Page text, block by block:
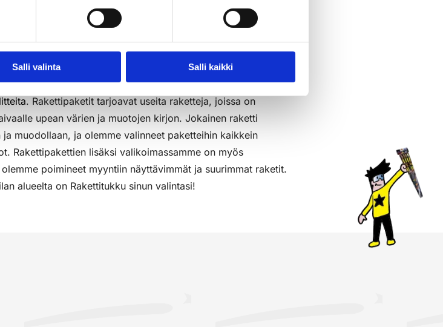
Salli valinta Salli kaikki
. Rakettipaketit tarjoavat useita raketteja, joissa on
upean värien ja muotojen kirjon. Jokainen raketti
muodollaan, ja olemme valinneet paketteihin kaikkein
Rakettipakettien lisäksi valikoimassamme on myös
poimineet myyntiin näyttävimmät ja suurimmat raketit.
alueelta on Rakettitukku sinun valintasi!